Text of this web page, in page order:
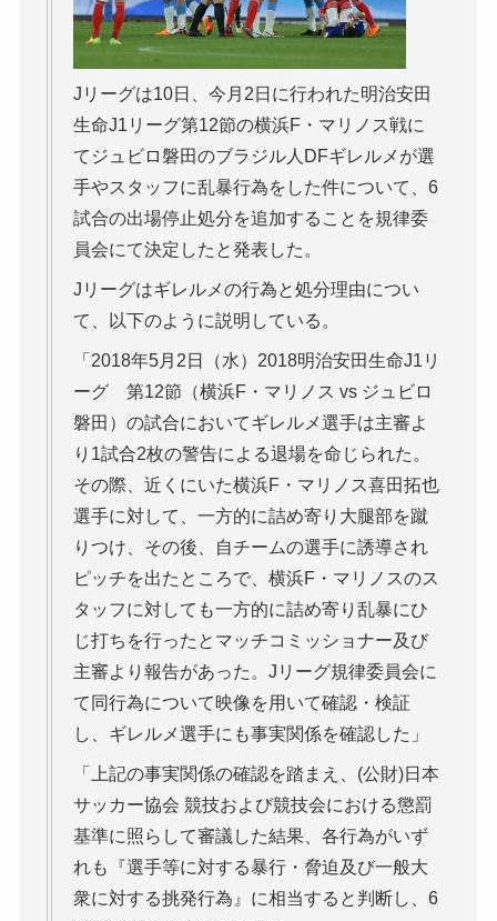
Jリーグは10日、今月2日に行われた明治安田
生命J1リーグ第12節の横浜F・マリノス戦に
てジュビロ磐田のブラジル人DFギレルメが選
手やスタッフに乱暴行為をした件について、6
試合の出場停止処分を追加することを規律委
員会にて決定したと発表した。
Jリーグはギレルメの行為と処分理由につい
て、以下のように説明している。
「2018年5月2日（水）2018明治安田生命J1リ
ーグ 第12節（横浜F・マリノス vs ジュビロ
磐田）の試合においてギレルメ選手は主審よ
り1試合2枚の警告による退場を命じられた。
その際、近くにいた横浜F・マリノス喜田拓也
選手に対して、一方的に詰め寄り大腿部を蹴
りつけ、その後、自チームの選手に誘導され
ピッチを出たところで、横浜F・マリノスのス
タッフに対しても一方的に詰め寄り乱暴にひ
じ打ちを行ったとマッチコミッショナー及び
主審より報告があった。Jリーグ規律委員会に
て同行為について映像を用いて確認・検証
し、ギレルメ選手にも事実関係を確認した」
「上記の事実関係の確認を踏まえ、(公財)日本
サッカー協会 競技および競技会における懲罰
基準に照らして審議した結果、各行為がいず
れも『選手等に対する暴行・脅迫及び一般大
衆に対する挑発行為』に相当すると判断し、6